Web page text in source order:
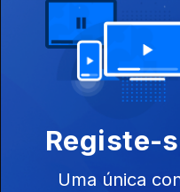
Play – Prémios da
08 mai. 2024
Os nomeados para Artista
Play – Prémios da
07 mai. 2024
Registe-
Uma única